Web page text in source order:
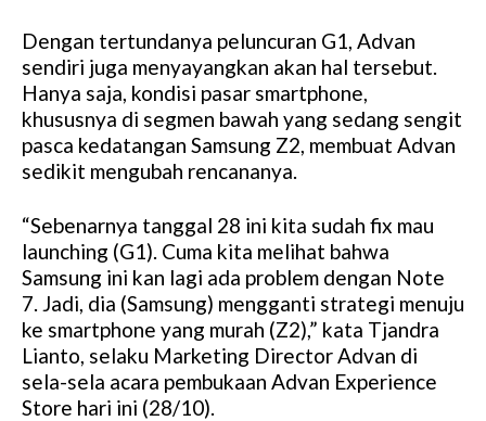
Dengan tertundanya peluncuran G1, Advan
sendiri juga menyayangkan akan hal tersebut.
Hanya saja, kondisi pasar smartphone,
khususnya di segmen bawah yang sedang sengit
pasca kedatangan Samsung Z2, membuat Advan
sedikit mengubah rencananya.
“Sebenarnya tanggal 28 ini kita sudah fix mau
launching (G1). Cuma kita melihat bahwa
Samsung ini kan lagi ada problem dengan Note
7. Jadi, dia (Samsung) mengganti strategi menuju
ke smartphone yang murah (Z2),” kata Tjandra
Lianto, selaku Marketing Director Advan di
sela-sela acara pembukaan Advan Experience
Store hari ini (28/10).